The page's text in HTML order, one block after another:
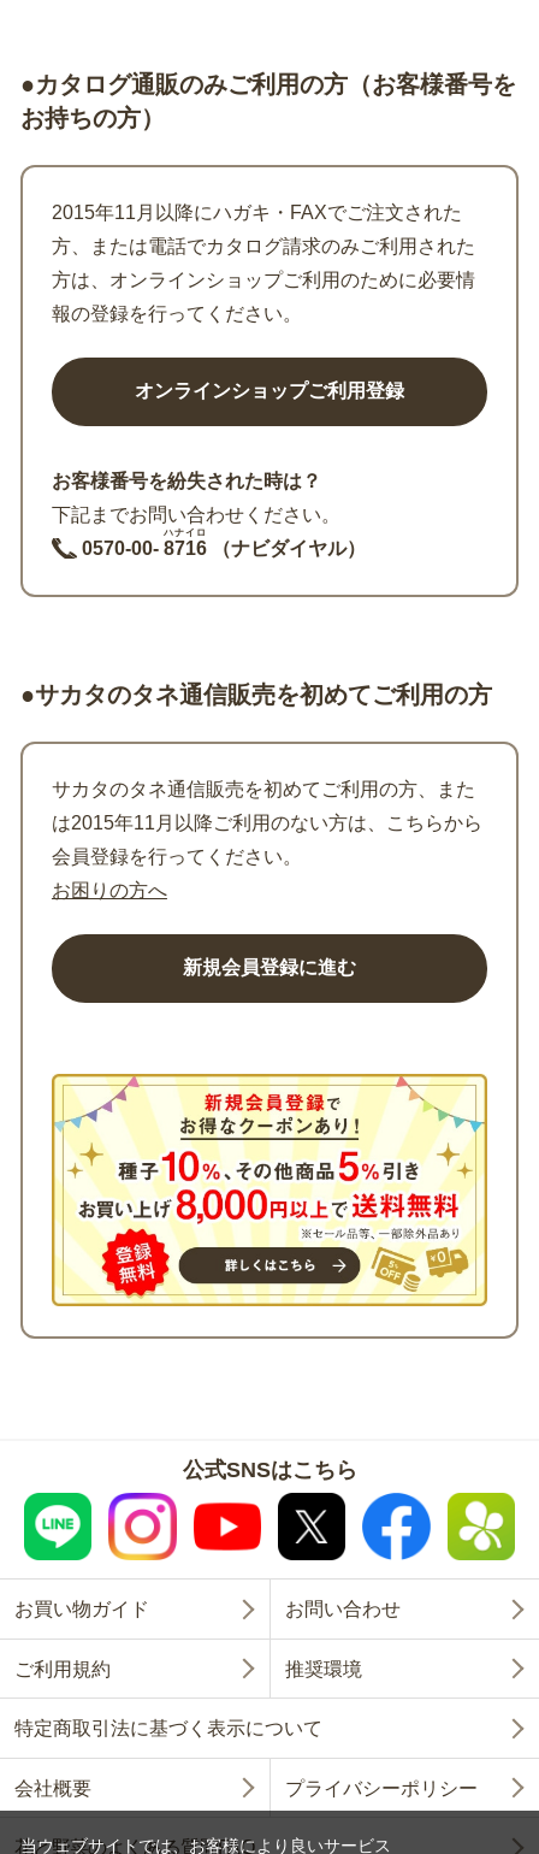
●カタログ通販のみご利用の方（お客様番号を
お持ちの方）
2015年11月以降にハガキ・FAXでご注文された
方、または電話でカタログ請求のみご利用された
方は、オンラインショップご利用のために必要情
報の登録を行ってください。
お客様番号を紛失された時は？
下記までお問い合わせください。
0570-00- 8716
ハナイロ
（ナビダイヤル）
●サカタのタネ通信販売を初めてご利用の方
サカタのタネ通信販売を初めてご利用の方、また
は2015年11月以降ご利用のない方は、こちらから
会員登録を行ってください。
お困りの方へ
公式SNSはこちら
お買い物ガイド お問い合わせ
ご利用規約 推奨環境
特定商取引法に基づく表示について
会社概要 プライバシーポリシー
花と野菜のよくある質問FAQ
当ウェブサイトでは、お客様により良いサービス